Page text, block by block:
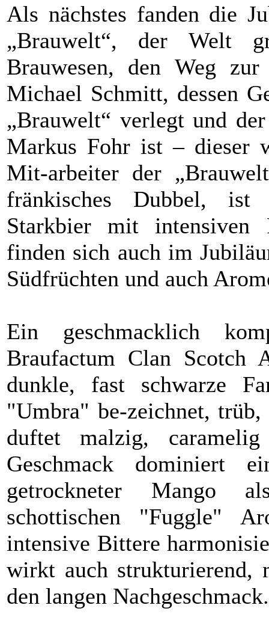
Als nächstes fanden die
„Brauwelt“, der Welt
Brauwesen, den Weg
Michael Schmitt, dessen
„Brauwelt“ verlegt und
Markus Fohr ist – dieser
Mit-arbeiter der
fränkisches Dubbel, ist
Starkbier mit intensiven
finden sich auch im
Südfrüchten und auch
Ein geschmacklich
Braufactum Clan Scotch
dunkle, fast schwarze
"Umbra" be-zeichnet,
duftet malzig,
Geschmack dominiert
getrockneter Mango
schottischen "Fuggle"
intensive Bittere
wirkt auch strukturierend,
den langen Nachgeschmack.